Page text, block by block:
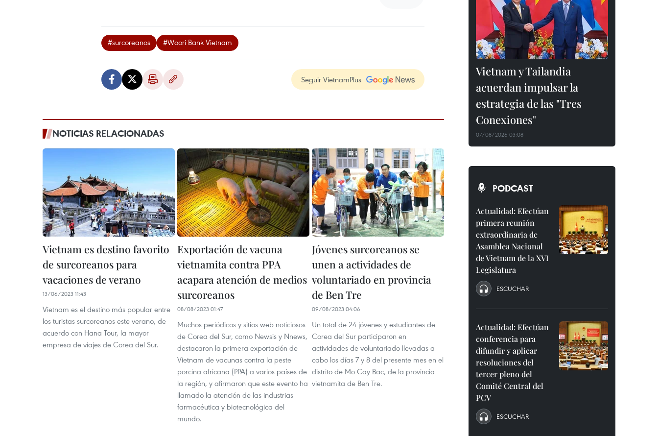
#surcoreanos #Woori Bank Vietnam
Seguir VietnamPlus
NOTICIAS RELACIONADAS
Vietnam es destino favorito
de surcoreanos para
vacaciones de verano
13/06/2023 11:43
Vietnam es el destino más popular entre
los turistas surcoreanos este verano, de
acuerdo con Hana Tour, la mayor
empresa de viajes de Corea del Sur.
Exportación de vacuna
vietnamita contra PPA
acapara atención de medios
surcoreanos
08/08/2023 01:47
Muchos periódicos y sitios web noticiosos
de Corea del Sur, como Newsis y Nnews,
destacaron la primera exportación de
Vietnam de vacunas contra la peste
porcina africana (PPA) a varios países de
la región, y afirmaron que este evento ha
llamado la atención de las industrias
farmacéutica y biotecnológica del
mundo.
Jóvenes surcoreanos se
unen a actividades de
voluntariado en provincia
de Ben Tre
09/08/2023 04:06
Un total de 24 jóvenes y estudiantes de
Corea del Sur participaron en
actividades de voluntariado llevadas a
cabo los días 7 y 8 del presente mes en el
distrito de Mo Cay Bac, de la provincia
vietnamita de Ben Tre.
Vietnam y Tailandia
acuerdan impulsar la
estrategia de las "Tres
Conexiones"
07/08/2026 03:08
PODCAST
Actualidad: Efectúan
primera reunión
extraordinaria de
Asamblea Nacional
de Vietnam de la XVI
Legislatura
ESCUCHAR
Actualidad: Efectúan
conferencia para
difundir y aplicar
resoluciones del
tercer pleno del
Comité Central del
PCV
ESCUCHAR